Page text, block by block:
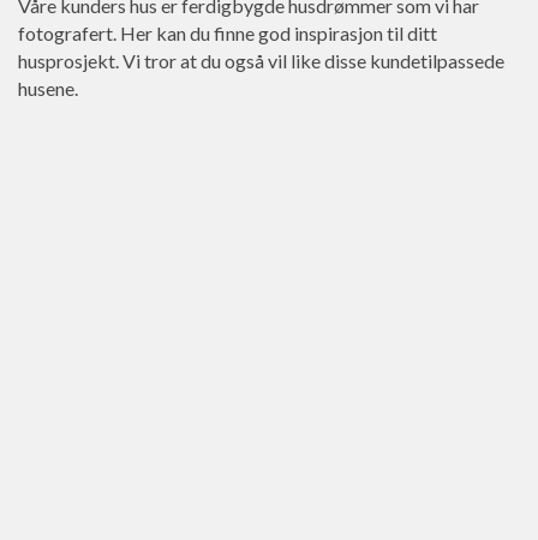
Våre kunders hus er ferdigbygde husdrømmer som vi har
fotografert. Her kan du finne god inspirasjon til ditt
husprosjekt. Vi tror at du også vil like disse kundetilpassede
husene.